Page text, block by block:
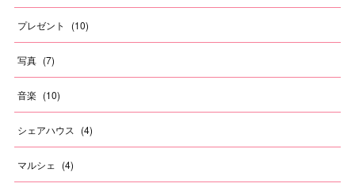
プレゼント (10)
写真 (7)
音楽 (10)
シェアハウス (4)
マルシェ (4)